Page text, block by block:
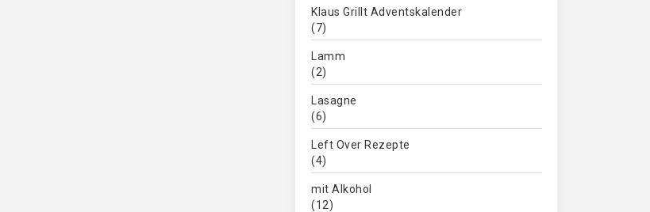
Klaus Grillt Adventskalender
(7)
Lamm
(2)
Lasagne
(6)
Left Over Rezepte
(4)
mit Alkohol
(12)